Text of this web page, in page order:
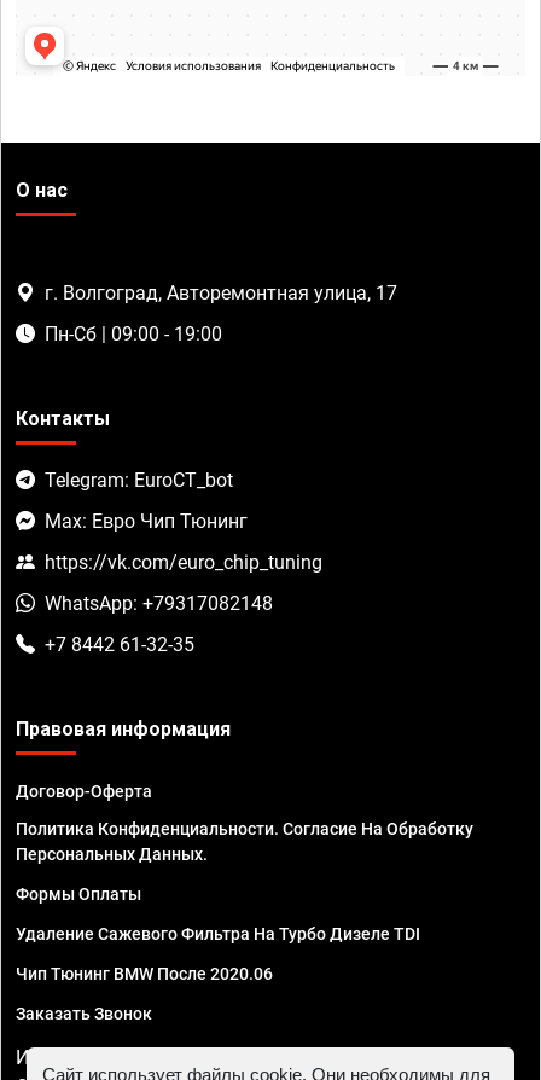
О нас
г. Волгоград, Авторемонтная улица, 17
Пн-Сб | 09:00 - 19:00
Контакты
Telegram: EuroCT_bot
Max: Евро Чип Тюнинг
https://vk.com/euro_chip_tuning
WhatsApp: +79317082148
+7 8442 61-32-35
Правовая информация
Договор-Оферта
Политика Конфиденциальности. Согласие На Обработку
Персональных Данных.
Формы Оплаты
Удаление Сажевого Фильтра На Турбо Дизеле TDI
Чип Тюнинг BMW После 2020.06
Заказать Звонок
ИП Смирнов Георгий Павлович. ИНН 781302555843,
Сайт использует файлы cookie. Они необходимы для